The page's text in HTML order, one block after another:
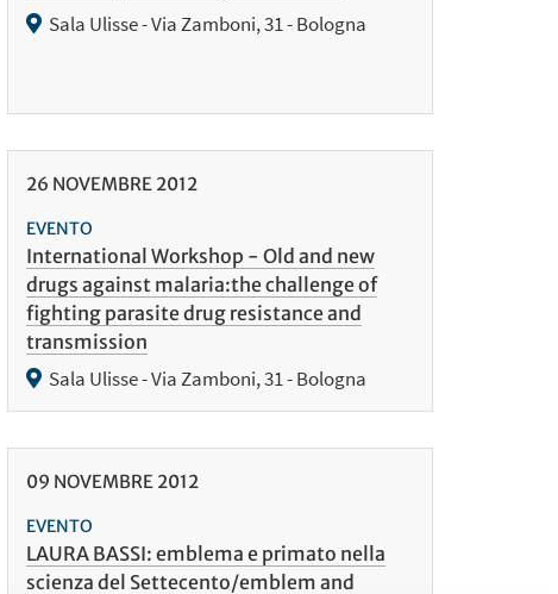
Sala Ulisse - Via Zamboni, 31 - Bologna
26 NOVEMBRE 2012
EVENTO
International Workshop - Old and new
drugs against malaria:the challenge of
fighting parasite drug resistance and
transmission
Sala Ulisse - Via Zamboni, 31 - Bologna
09 NOVEMBRE 2012
EVENTO
LAURA BASSI: emblema e primato nella
scienza del Settecento/emblem and